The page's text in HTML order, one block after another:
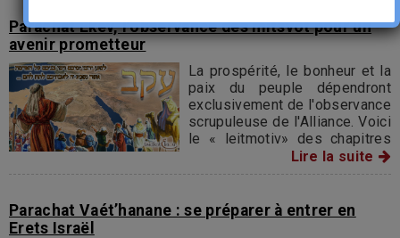
les bêtes pour la
consommation...
Parachat Ekev, l’observance des mitsvot pour un
avenir prometteur
La prospérité, le bonheur et la
paix du peuple dépendront
exclusivement de l'observance
scrupuleuse de l'Alliance. Voici
le « leitmotiv» des chapitres
de notre Sidra. Le souvenir
des épreuves du désert
peuple égarements et
négligences qui pourraient lui
Lire la suite
Parachat Vaét’hanane : se préparer à entrer en
Erets Israël